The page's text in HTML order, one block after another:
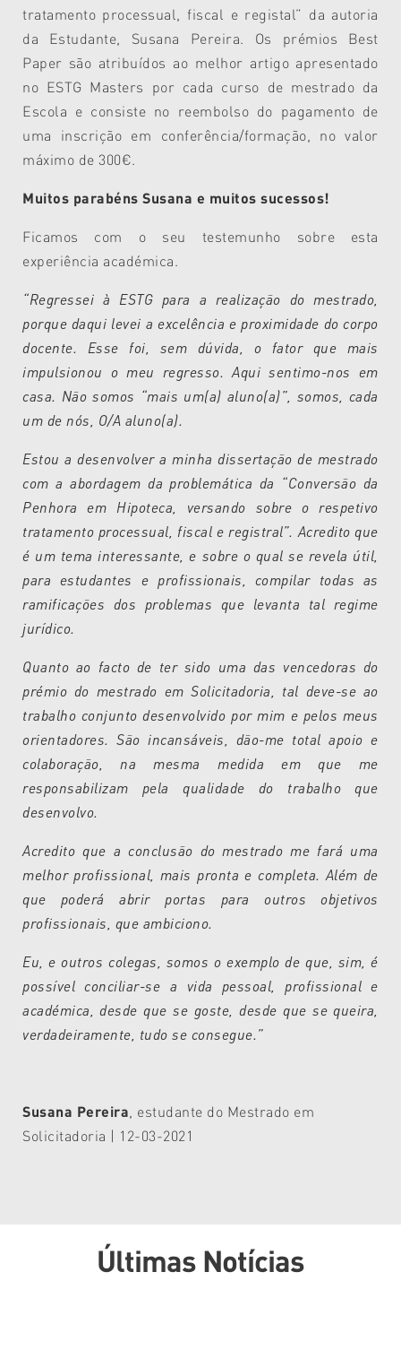
tratamento processual, fiscal e registal” da autoria
da Estudante, Susana Pereira. Os prémios Best
Paper são atribuídos ao melhor artigo apresentado
no ESTG Masters por cada curso de mestrado da
Escola e consiste no reembolso do pagamento de
uma inscrição em conferência/formação, no valor
máximo de 300€.
Muitos parabéns Susana e muitos sucessos!
Ficamos com o seu testemunho sobre esta
experiência académica.
“Regressei à ESTG para a realização do mestrado,
porque daqui levei a excelência e proximidade do corpo
docente. Esse foi, sem dúvida, o fator que mais
impulsionou o meu regresso. Aqui sentimo-nos em
casa. Não somos “mais um(a) aluno(a)”, somos, cada
um de nós, O/A aluno(a).
Estou a desenvolver a minha dissertação de mestrado
com a abordagem da problemática da “Conversão da
Penhora em Hipoteca, versando sobre o respetivo
tratamento processual, fiscal e registral”. Acredito que
é um tema interessante, e sobre o qual se revela útil,
para estudantes e profissionais, compilar todas as
ramificações dos problemas que levanta tal regime
jurídico.
Quanto ao facto de ter sido uma das vencedoras do
prémio do mestrado em Solicitadoria, tal deve-se ao
trabalho conjunto desenvolvido por mim e pelos meus
orientadores. São incansáveis, dão-me total apoio e
colaboração, na mesma medida em que me
responsabilizam pela qualidade do trabalho que
desenvolvo.
Acredito que a conclusão do mestrado me fará uma
melhor profissional, mais pronta e completa. Além de
que poderá abrir portas para outros objetivos
profissionais, que ambiciono.
Eu, e outros colegas, somos o exemplo de que, sim, é
possível conciliar-se a vida pessoal, profissional e
académica, desde que se goste, desde que se queira,
verdadeiramente, tudo se consegue.”
Susana Pereira , estudante do Mestrado em
Solicitadoria | 12-03-2021
Últimas Notícias